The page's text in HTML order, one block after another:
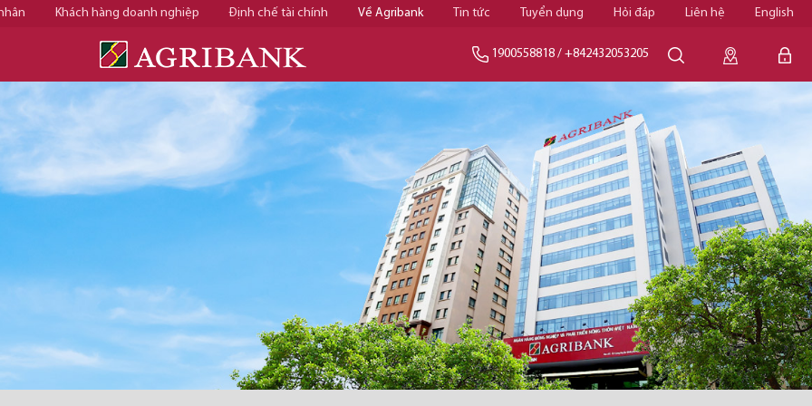
Khách hàng doanh nghiệp Định chế tài chính Về Agribank Tin tức Tuyển dụng Hỏi đáp Liên hệ English
1900558818 / +842432053205